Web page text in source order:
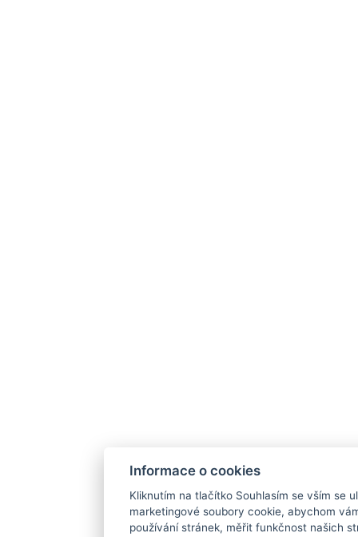
Informace o cookies
Kliknutím na tlačítko Souhlasím se vším se
marketingové soubory cookie, abychom
používání stránek, měřit funkčnost našich